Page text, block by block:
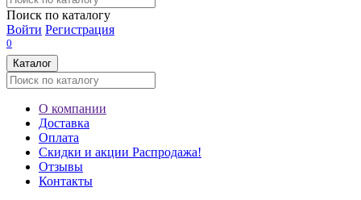
Поиск по каталогу
Войти Регистрация
0
Каталог
О компании
Доставка
Оплата
Скидки и акции Распродажа!
Отзывы
Контакты